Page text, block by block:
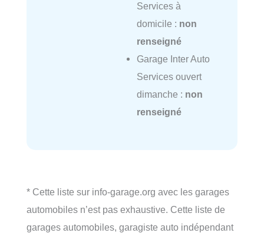
Services à
domicile : non
renseigné
Garage Inter Auto
Services ouvert
dimanche : non
renseigné
* Cette liste sur info-garage.org avec les garages
automobiles n’est pas exhaustive. Cette liste de
garages automobiles, garagiste auto indépendant